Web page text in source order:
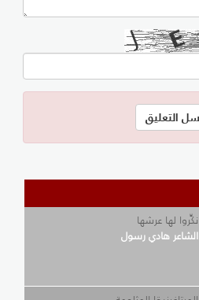
نكِّروا لها عرشها
الشاعر هادي رسول